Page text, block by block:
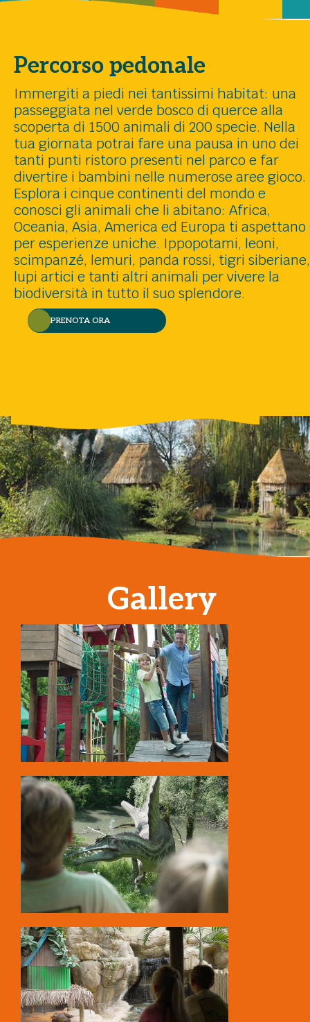
Percorso pedonale
Immergiti a piedi nei tantissimi habitat: una
passeggiata nel verde bosco di querce alla
scoperta di 1500 animali di 200 specie. Nella
tua giornata potrai fare una pausa in uno dei
tanti punti ristoro presenti nel parco e far
divertire i bambini nelle numerose aree gioco.
Esplora i cinque continenti del mondo e
conosci gli animali che li abitano: Africa,
Oceania, Asia, America ed Europa ti aspettano
per esperienze uniche. Ippopotami, leoni,
scimpanzé, lemuri, panda rossi, tigri siberiane,
lupi artici e tanti altri animali per vivere la
biodiversità in tutto il suo splendore.
PRENOTA ORA
Bus Safari
Draghi di Komodo
Gallery